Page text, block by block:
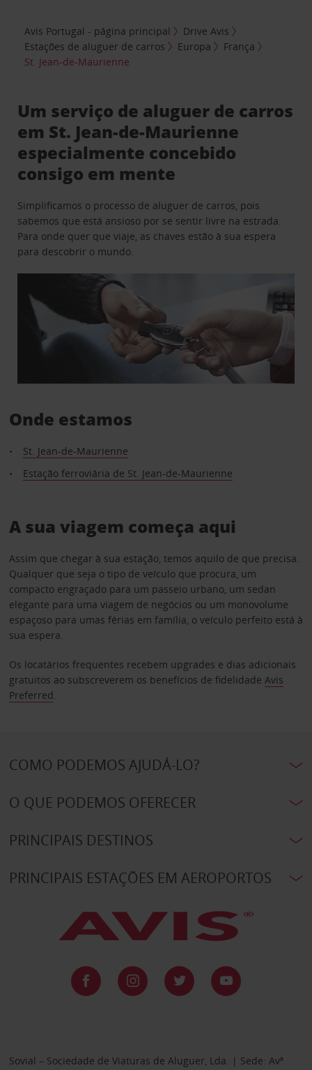
Avis Portugal - página principal
Drive Avis
Estações de aluguer de carros
Europa
França
St. Jean-de-Maurienne
Um serviço de aluguer de carros
em St. Jean-de-Maurienne
especialmente concebido
consigo em mente
Simplificamos o processo de aluguer de carros, pois
sabemos que está ansioso por se sentir livre na estrada.
Para onde quer que viaje, as chaves estão à sua espera
para descobrir o mundo.
Onde estamos
St. Jean-de-Maurienne
Estação ferroviária de St. Jean-de-Maurienne
A sua viagem começa aqui
Assim que chegar à sua estação, temos aquilo de que precisa.
Qualquer que seja o tipo de veículo que procura, um
compacto engraçado para um passeio urbano, um sedan
elegante para uma viagem de negócios ou um monovolume
espaçoso para umas férias em família, o veículo perfeito está à
sua espera.
Os locatários frequentes recebem upgrades e dias adicionais
gratuitos ao subscreverem os benefícios de fidelidade Avis
Preferred.
COMO PODEMOS AJUDÁ-LO?
O QUE PODEMOS OFERECER
PRINCIPAIS DESTINOS
PRINCIPAIS ESTAÇÕES EM AEROPORTOS
Sovial – Sociedade de Viaturas de Aluguer, Lda. | Sede: Avª